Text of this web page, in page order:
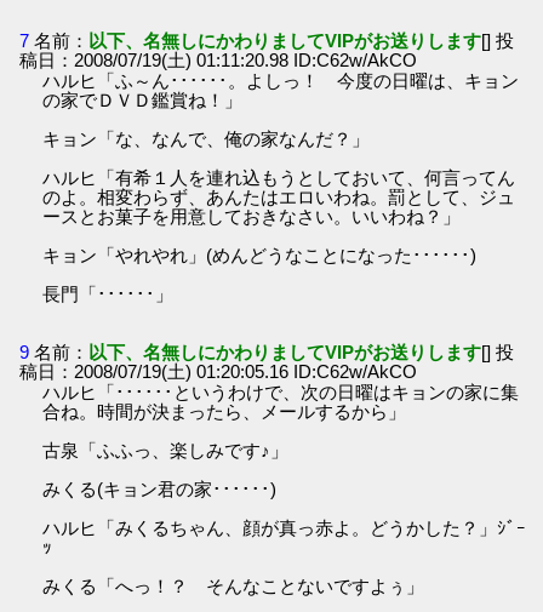
7 名前： 以下、名無しにかわりましてVIPがお送りします[] 投
稿日：2008/07/19(土) 01:11:20.98 ID:C62w/AkCO
ハルヒ「ふ～ん･･････。よしっ！ 今度の日曜は、キョン
の家でＤＶＤ鑑賞ね！」
キョン「な、なんで、俺の家なんだ？」
ハルヒ「有希１人を連れ込もうとしておいて、何言ってん
のよ。相変わらず、あんたはエロいわね。罰として、ジュ
ースとお菓子を用意しておきなさい。いいわね？」
キョン「やれやれ」(めんどうなことになった･･････)
長門「･･････」
9 名前： 以下、名無しにかわりましてVIPがお送りします[] 投
稿日：2008/07/19(土) 01:20:05.16 ID:C62w/AkCO
ハルヒ「･･････というわけで、次の日曜はキョンの家に集
合ね。時間が決まったら、メールするから」
古泉「ふふっ、楽しみです♪」
みくる(キョン君の家･･････)
ハルヒ「みくるちゃん、顔が真っ赤よ。どうかした？」ｼﾞｰ
ｯ
みくる「へっ！？ そんなことないですよぅ」